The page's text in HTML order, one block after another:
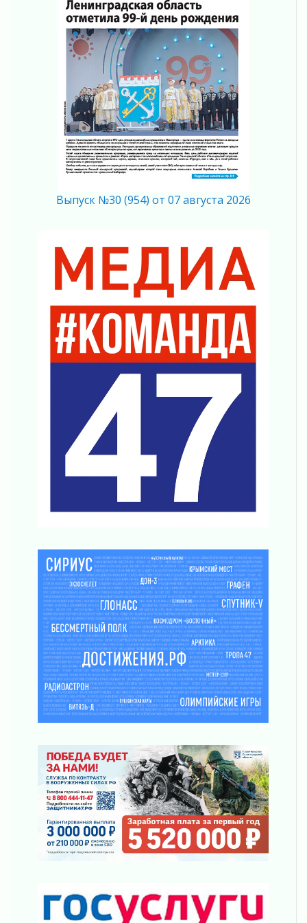
«Результат командный, заслуга каждого
ведомства и муниципалитета»
05 августа 2026
Вдохновлять, просвещать и объединять!
Не оставят в беде
05 августа 2026
На лидирующих позициях
04 августа 2026
Итоги конкурса «Лучший работник
Кадрового центра – 2026» подведены!
04 августа 2026
В Ленобласти растет потребление
мобильного трафика
04 августа 2026
Полумрак бьёт по карману
04 августа 2026
Вниманию автомобилистов!
04 августа 2026
Память, сталь и музыка
Регион готовится к выборам
Никакого принуждения, только письменное
согласие
04 августа 2026
Без риска для здоровья и кошелька
Важная информация
04 августа 2026
Награды нашли строителей
03 августа 2026
Ленобласть повышает производительность
труда в ЖКХ
03 августа 2026
Поддержка волонтерских объединений
03 августа 2026
Ладожский мост полностью закроют на два
часа
03 августа 2026
03 августа 2026
Новая площадка: 2027
03 августа 2026
Часть медиков в Ленобласти сможет
рассчитывать на доплату от региона
03 августа 2026
За сутки в Ленинградской области
ликвидировали 10 пожаров
просится
03 августа 2026
Выпуск №30 (954) от 07 августа 2026